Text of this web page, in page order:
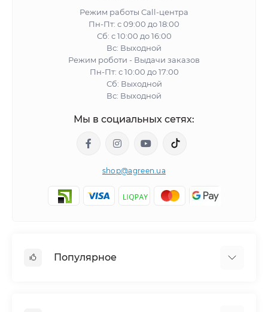
Режим работы Call-центра
Пн-Пт: с 09:00 до 18:00
Сб: с 10:00 до 16:00
Вс: Выходной
Режим роботи - Выдачи заказов
Пн-Пт: с 10:00 до 17:00
Сб: Выходной
Вс: Выходной
Мы в социальных сетях:
shop@agreen.ua
Популярное